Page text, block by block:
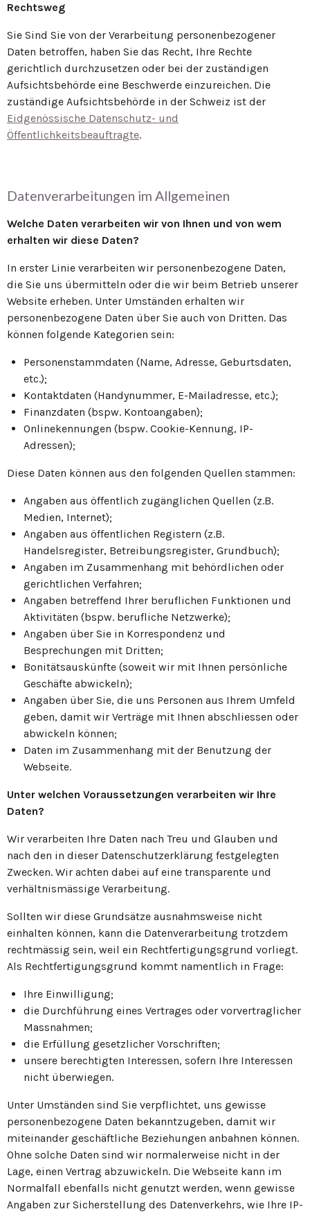
Rechtsweg
Sie Sind Sie von der Verarbeitung personenbezogener
Daten betroffen, haben Sie das Recht, Ihre Rechte
gerichtlich durchzusetzen oder bei der zuständigen
Aufsichtsbehörde eine Beschwerde einzureichen. Die
zuständige Aufsichtsbehörde in der Schweiz ist der
Eidgenössische Datenschutz- und
Öffentlichkeitsbeauftragte.
Datenverarbeitungen im Allgemeinen
Welche Daten verarbeiten wir von Ihnen und von wem
erhalten wir diese Daten?
In erster Linie verarbeiten wir personenbezogene Daten,
die Sie uns übermitteln oder die wir beim Betrieb unserer
Website erheben. Unter Umständen erhalten wir
personenbezogene Daten über Sie auch von Dritten. Das
können folgende Kategorien sein:
Personenstammdaten (Name, Adresse, Geburtsdaten,
etc.);
Kontaktdaten (Handynummer, E-Mailadresse, etc.);
Finanzdaten (bspw. Kontoangaben);
Onlinekennungen (bspw. Cookie-Kennung, IP-
Adressen);
Diese Daten können aus den folgenden Quellen stammen:
Angaben aus öffentlich zugänglichen Quellen (z.B.
Medien, Internet);
Angaben aus öffentlichen Registern (z.B.
Handelsregister, Betreibungsregister, Grundbuch);
Angaben im Zusammenhang mit behördlichen oder
gerichtlichen Verfahren;
Angaben betreffend Ihrer beruflichen Funktionen und
Aktivitäten (bspw. berufliche Netzwerke);
Angaben über Sie in Korrespondenz und
Besprechungen mit Dritten;
Bonitätsauskünfte (soweit wir mit Ihnen persönliche
Geschäfte abwickeln);
Angaben über Sie, die uns Personen aus Ihrem Umfeld
geben, damit wir Verträge mit Ihnen abschliessen oder
abwickeln können;
Daten im Zusammenhang mit der Benutzung der
Webseite.
Unter welchen Voraussetzungen verarbeiten wir Ihre
Daten?
Wir verarbeiten Ihre Daten nach Treu und Glauben und
nach den in dieser Datenschutzerklärung festgelegten
Zwecken. Wir achten dabei auf eine transparente und
verhältnismässige Verarbeitung.
Sollten wir diese Grundsätze ausnahmsweise nicht
einhalten können, kann die Datenverarbeitung trotzdem
rechtmässig sein, weil ein Rechtfertigungsgrund vorliegt.
Als Rechtfertigungsgrund kommt namentlich in Frage:
Ihre Einwilligung;
die Durchführung eines Vertrages oder vorvertraglicher
Massnahmen;
die Erfüllung gesetzlicher Vorschriften;
unsere berechtigten Interessen, sofern Ihre Interessen
nicht überwiegen.
Unter Umständen sind Sie verpflichtet, uns gewisse
personenbezogene Daten bekanntzugeben, damit wir
miteinander geschäftliche Beziehungen anbahnen können.
Ohne solche Daten sind wir normalerweise nicht in der
Lage, einen Vertrag abzuwickeln. Die Webseite kann im
Normalfall ebenfalls nicht genutzt werden, wenn gewisse
Angaben zur Sicherstellung des Datenverkehrs, wie Ihre IP-